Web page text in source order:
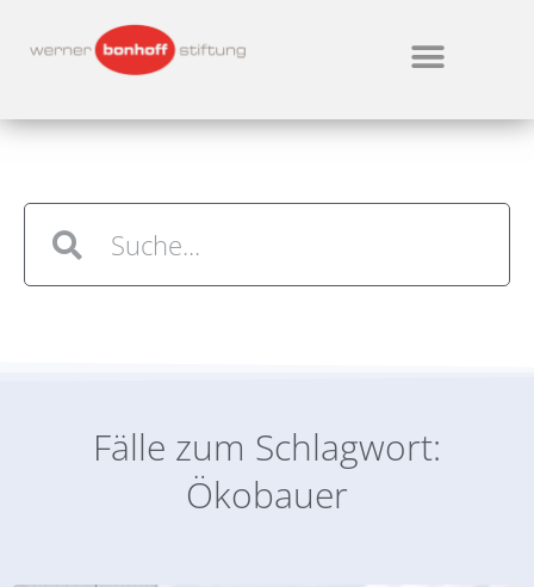
Fälle zum Schlagwort:
Ökobauer